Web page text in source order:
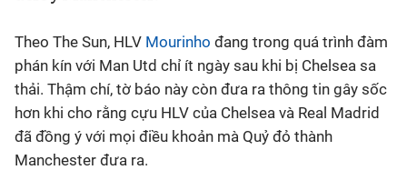
Sự kiện
Bóng đá
Thể thao Điện tử
Theo The Sun, HLV Mourinho đang trong quá trình đàm
phán kín với Man Utd chỉ ít ngày sau khi bị Chelsea sa
thải. Thậm chí, tờ báo này còn đưa ra thông tin gây sốc
hơn khi cho rằng cựu HLV của Chelsea và Real Madrid
đã đồng ý với mọi điều khoản mà Quỷ đỏ thành
Manchester đưa ra.